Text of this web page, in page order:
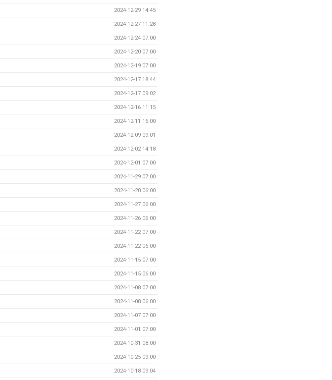
2024-12-29 14:45
2024-12-27 11:28
2024-12-24 07:00
2024-12-20 07:00
2024-12-19 07:00
2024-12-17 18:44
2024-12-17 09:02
2024-12-16 11:15
2024-12-11 16:00
2024-12-09 09:01
2024-12-02 14:18
2024-12-01 07:00
2024-11-29 07:00
2024-11-28 06:00
2024-11-27 06:00
2024-11-26 06:00
2024-11-22 07:00
2024-11-22 06:00
2024-11-15 07:00
2024-11-15 06:00
2024-11-08 07:00
2024-11-08 06:00
2024-11-07 07:00
2024-11-01 07:00
2024-10-31 08:00
2024-10-25 09:00
2024-10-18 09:04